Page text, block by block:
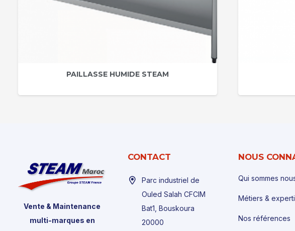
PAILLASSE HUMIDE STEAM
Vente & Maintenance
multi-marques en
CONTACT
Parc industriel de
Ouled Salah CFCIM
Bat1, Bouskoura
20000
NOUS
Qui sommes
Métiers &
Nos références